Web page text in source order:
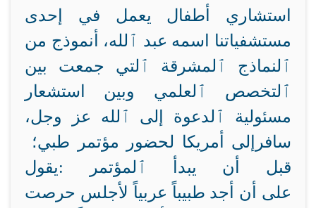
استشاري أطفال يعمل في إحدى
مستشفياتنا اسمه عبد ٱلله، أنموذج من
ٱلنماذج ٱلمشرقة ٱلتي جمعت بين
ٱلتخصص ٱلعلمي وبين استشعار
مسئولية ٱلدعوة إلى ٱلله عز وجل،
سافر
إلى أمريكا لحضور مؤتمر طبي؛
يقول:
قبل أن يبدأ ٱلمؤتمر
حرصت على أن أجد طبيباً عربياً لأجلس